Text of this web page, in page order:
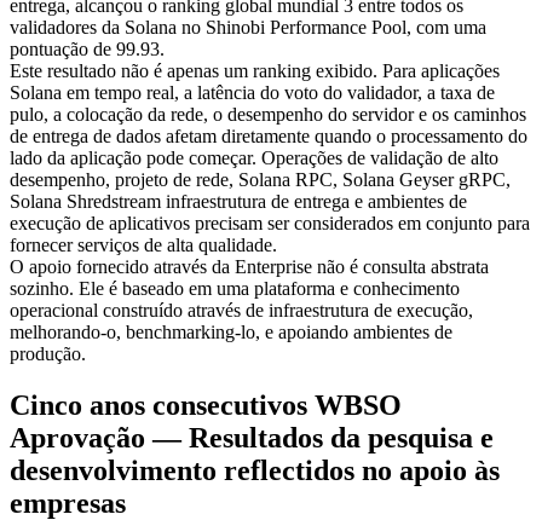
entrega, alcançou o ranking global mundial 3 entre todos os
validadores da Solana no Shinobi Performance Pool, com uma
pontuação de 99.93.
Este resultado não é apenas um ranking exibido. Para aplicações
Solana em tempo real, a latência do voto do validador, a taxa de
pulo, a colocação da rede, o desempenho do servidor e os caminhos
de entrega de dados afetam diretamente quando o processamento do
lado da aplicação pode começar. Operações de validação de alto
desempenho, projeto de rede, Solana RPC, Solana Geyser gRPC,
Solana Shredstream infraestrutura de entrega e ambientes de
execução de aplicativos precisam ser considerados em conjunto para
fornecer serviços de alta qualidade.
O apoio fornecido através da Enterprise não é consulta abstrata
sozinho. Ele é baseado em uma plataforma e conhecimento
operacional construído através de infraestrutura de execução,
melhorando-o, benchmarking-lo, e apoiando ambientes de
produção.
Cinco anos consecutivos WBSO
Aprovação — Resultados da pesquisa e
desenvolvimento reflectidos no apoio às
empresas